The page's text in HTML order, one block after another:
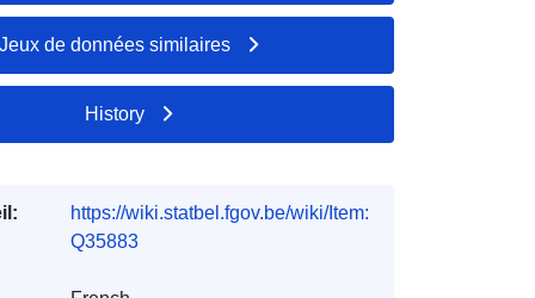
Jeux de données similaires
History
https://wiki.statbel.fgov.be/wiki/Item:
Q35883